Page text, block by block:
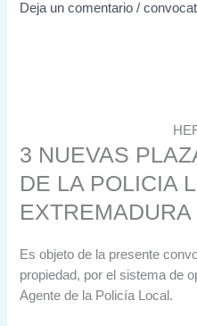
Deja un comentario /
3 NUEVAS
DE LA POLICIA
EXTREMADURA
Es objeto de la presente
propiedad, por el sistema de
Agente de la Policía Local.